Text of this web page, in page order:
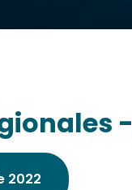
-
2022